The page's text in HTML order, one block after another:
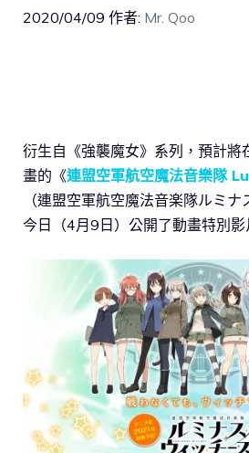
2020/04/09 作者: Mr. Qoo
衍生自《強襲魔女》系列，預計
畫的《連盟空軍航空魔法音樂隊
（連盟空軍航空魔法音楽隊ルミナ
今日（4月9日）公開了動畫特別影